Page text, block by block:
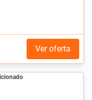
Ver oferta